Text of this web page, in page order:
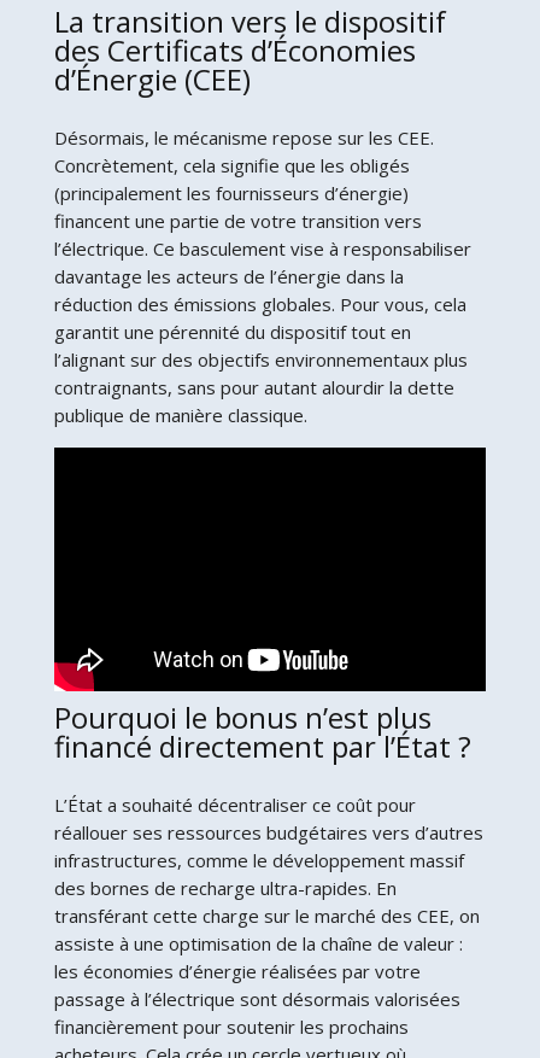
La transition vers le dispositif
des Certificats d’Économies
d’Énergie (CEE)
Désormais, le mécanisme repose sur les CEE.
Concrètement, cela signifie que les obligés
(principalement les fournisseurs d’énergie)
financent une partie de votre transition vers
l’électrique. Ce basculement vise à responsabiliser
davantage les acteurs de l’énergie dans la
réduction des émissions globales. Pour vous, cela
garantit une pérennité du dispositif tout en
l’alignant sur des objectifs environnementaux plus
contraignants, sans pour autant alourdir la dette
publique de manière classique.
Pourquoi le bonus n’est plus
financé directement par l’État ?
L’État a souhaité décentraliser ce coût pour
réallouer ses ressources budgétaires vers d’autres
infrastructures, comme le développement massif
des bornes de recharge ultra-rapides. En
transférant cette charge sur le marché des CEE, on
assiste à une optimisation de la chaîne de valeur :
les économies d’énergie réalisées par votre
passage à l’électrique sont désormais valorisées
financièrement pour soutenir les prochains